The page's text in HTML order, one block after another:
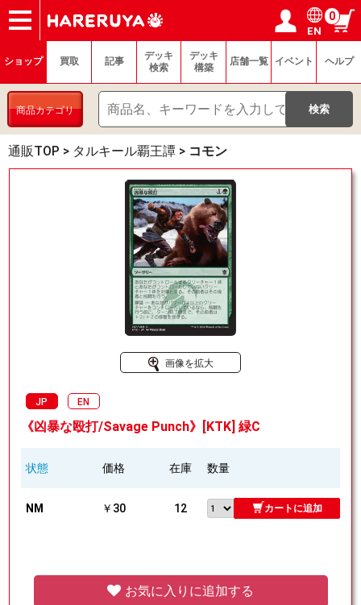
ショップ
買取
記事
デッキ検索
デッキ構築
選手一覧
店舗一覧
イベント
ヘルプ
お問い合わせ ログイン／会員登録
マイページ
EN
0
ショップ 買取 記事
デッキ
検索
デッキ
構築
店舗一覧 イベント ヘルプ
商品カテゴリ
通販TOP > タルキール覇王譚 > コモン
画像を拡大
JP EN
《凶暴な殴打/Savage Punch》[KTK] 緑C
状態 価格 在庫 数量
NM ￥30 12 カートに追加
お気に入りに追加する